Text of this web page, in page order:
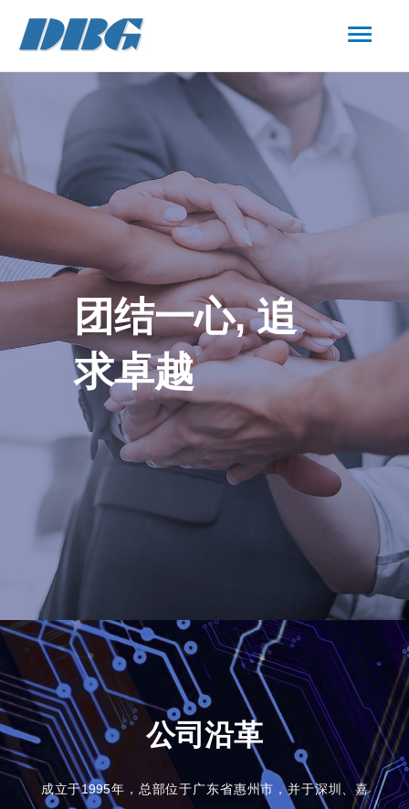
团结一心, 追
求卓越​
公司沿革
成立于1995年，总部位于广东省惠州市，并于深圳、嘉